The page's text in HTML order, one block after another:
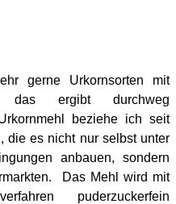
gerne Urkornsorten mit
das ergibt durchweg
beziehe ich seit
die es nicht nur selbst unter
anbauen, sondern
Das Mehl wird mit
puderzuckerfein